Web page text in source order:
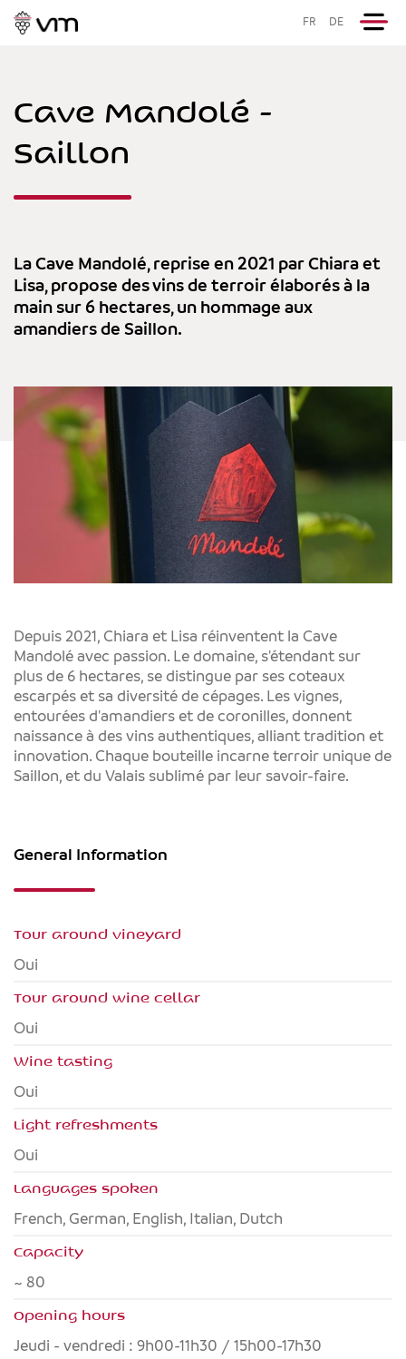
FR DE
Cave Mandolé -
Saillon
La Cave Mandolé, reprise en 2021 par Chiara et
Lisa, propose des vins de terroir élaborés à la
main sur 6 hectares, un hommage aux
amandiers de Saillon.
Depuis 2021, Chiara et Lisa réinventent la Cave
Mandolé avec passion. Le domaine, s'étendant sur
plus de 6 hectares, se distingue par ses coteaux
escarpés et sa diversité de cépages. Les vignes,
entourées d'amandiers et de coronilles, donnent
naissance à des vins authentiques, alliant tradition et
innovation. Chaque bouteille incarne terroir unique de
Saillon, et du Valais sublimé par leur savoir-faire.
General Information
Tour around vineyard
Oui
Tour around wine cellar
Oui
Wine tasting
Oui
Light refreshments
Oui
Languages spoken
French, German, English, Italian, Dutch
Capacity
~ 80
Opening hours
Jeudi - vendredi : 9h00-11h30 / 15h00-17h30